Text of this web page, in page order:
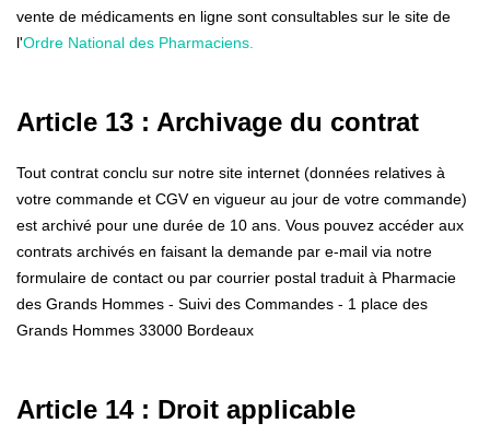
vente de médicaments en ligne sont consultables sur le site de
l'Ordre National des Pharmaciens.
Article 13 : Archivage du contrat
Tout contrat conclu sur notre site internet (données relatives à
votre commande et CGV en vigueur au jour de votre commande)
est archivé pour une durée de 10 ans. Vous pouvez accéder aux
contrats archivés en faisant la demande par e-mail via notre
formulaire de contact ou par courrier postal traduit à Pharmacie
des Grands Hommes - Suivi des Commandes - 1 place des
Grands Hommes 33000 Bordeaux
Article 14 : Droit applicable